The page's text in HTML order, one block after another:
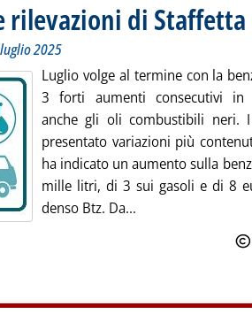
rilevazioni di Staffetta
2025
Luglio volge al termine con la
3 forti aumenti consecutivi in
anche gli oli combustibili neri.
presentato variazioni più
ha indicato un aumento sulla
mille litri, di 3 sui gasoli e di 8
denso Btz. Da...